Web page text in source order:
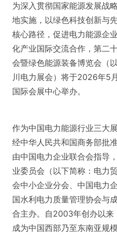
为深入贯彻国家能源发展战
地实施，以绿色科技创新与
核心路径，促进电力能源企
化产业国际交流合作，第二
会暨绿色能源装备博览会（
川电力展会）将于2026年5
国际会展中心举办。
作为中国电力能源行业三大
经中华人民共和国商务部批
由中国电力企业联合会指导
业委员会（以下简称：电力
会中小企业分会、中国电力
国水利电力质量管理协会与
合主办。自2003年创办以
成为中国西部乃至东南亚规